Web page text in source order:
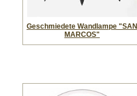
Geschmiedete Wandlampe "SAN
MARCOS"